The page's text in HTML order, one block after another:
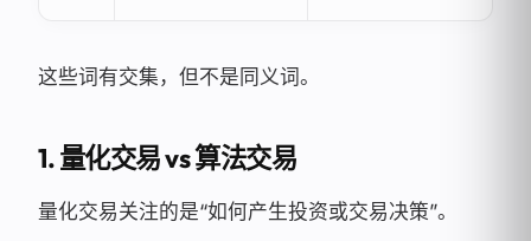
这些词有交集，但不是同义词。
1. 量化交易 vs 算法交易
量化交易关注的是“如何产生投资或交易决策”。